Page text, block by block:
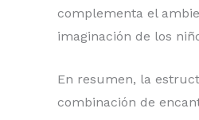
complementa el
imaginación de los
En resumen, la
combinación de